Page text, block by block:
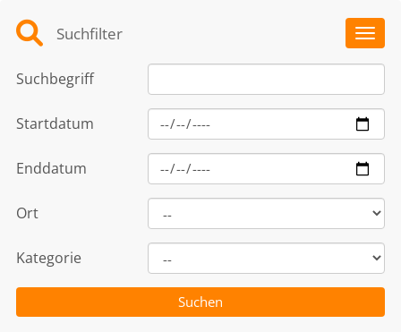
Suchfilter
Suchbegriff
Startdatum
Enddatum
Ort
Kategorie